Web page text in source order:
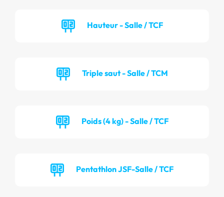
Hauteur - Salle / TCF
Triple saut - Salle / TCM
Poids (4 kg) - Salle / TCF
Pentathlon JSF-Salle / TCF